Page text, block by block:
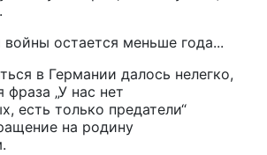
остается меньше года...
в Германии далось нелегко,
фраза „У нас нет
есть только предатели“
на родину